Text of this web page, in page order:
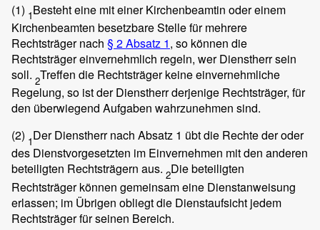
(1) 1Besteht eine mit einer Kirchenbeamtin oder einem
Kirchenbeamten besetzbare Stelle für mehrere
Rechtsträger nach § 2Absatz 1, so können die
Rechtsträger einvernehmlich regeln, wer Dienstherr sein
soll. 2Treffen die Rechtsträger keine einvernehmliche
Regelung, so ist der Dienstherr derjenige Rechtsträger, für
den überwiegend Aufgaben wahrzunehmen sind.
(2) 1Der Dienstherr nach Absatz 1 übt die Rechte der oder
des Dienstvorgesetzten im Einvernehmen mit den anderen
beteiligten Rechtsträgern aus. 2Die beteiligten
Rechtsträger können gemeinsam eine Dienstanweisung
erlassen; im Übrigen obliegt die Dienstaufsicht jedem
Rechtsträger für seinen Bereich.